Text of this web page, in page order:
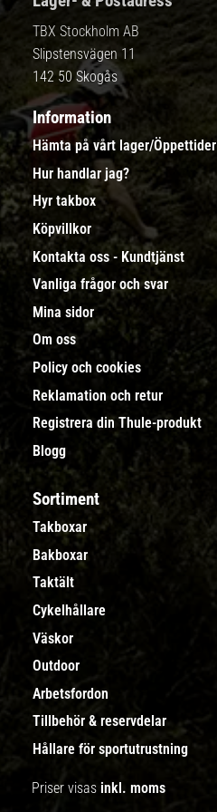
TBX Stockholm AB
Slipstensvägen 11
142 50 Skogås
Information
Hämta på vårt lager/Öppettider
Hur handlar jag?
Hyr takbox
Köpvillkor
Kontakta oss - Kundtjänst
Vanliga frågor och svar
Mina sidor
Om oss
Policy och cookies
Reklamation och retur
Registrera din Thule-produkt
Blogg
Sortiment
Takboxar
Bakboxar
Taktält
Cykelhållare
Väskor
Outdoor
Arbetsfordon
Tillbehör & reservdelar
Hållare för sportutrustning
Priser visas inkl. moms